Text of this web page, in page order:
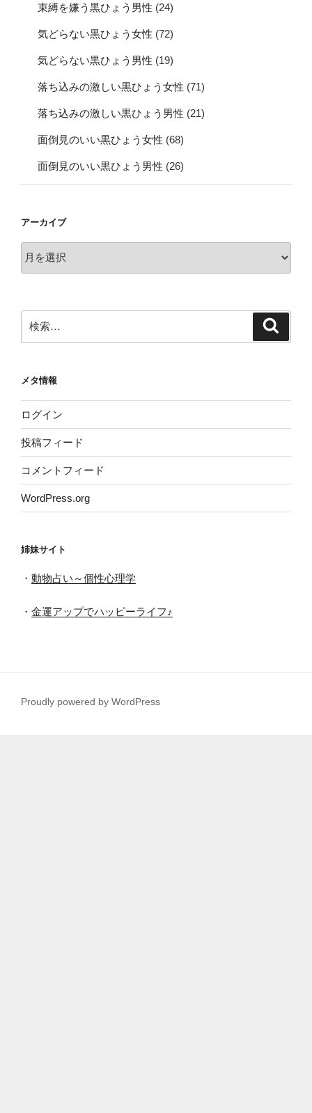
束縛を嫌う黒ひょう男性 (24)
気どらない黒ひょう女性 (72)
気どらない黒ひょう男性 (19)
落ち込みの激しい黒ひょう女性 (71)
落ち込みの激しい黒ひょう男性 (21)
面倒見のいい黒ひょう女性 (68)
面倒見のいい黒ひょう男性 (26)
アーカイブ
ー
索:
メタ情報
ログイン
投稿フィード
コメントフィード
WordPress.org
姉妹サイト
・ 動物占い～個性心理学
・ 金運アップでハッピーライフ♪
Proudly powered by WordPress